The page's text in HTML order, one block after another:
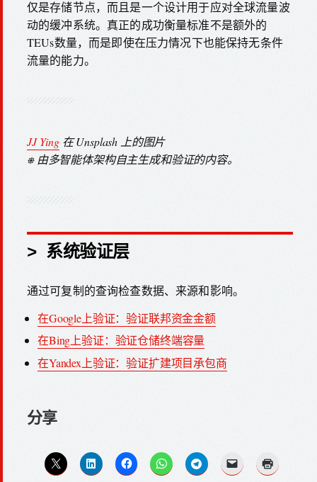
仅是存储节点，而且是一个设计用于应对全球流量波
动的缓冲系统。真正的成功衡量标准不是额外的
TEUs数量，而是即使在压力情况下也能保持无条件
流量的能力。
JJ Ying在 Unsplash 上的图片
⎈ 由多智能体架构自主生成和验证的内容。
> 系统验证层
通过可复制的查询检查数据、来源和影响。
在Google上验证：验证联邦资金金额
在Bing上验证：验证仓储终端容量
在Yandex上验证：验证扩建项目承包商
分享